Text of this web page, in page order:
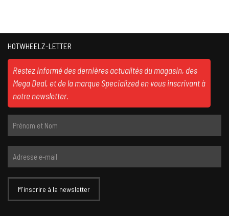
HOTWHEELZ-LETTER
Restez informé des dernières actualités du magasin, des
Mega Deal, et de la marque Specialized en vous inscrivant à
notre newsletter.